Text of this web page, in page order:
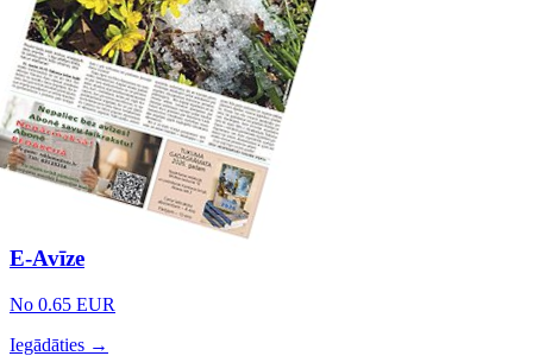
E-Avīze
No 0.65 EUR
Iegādāties →